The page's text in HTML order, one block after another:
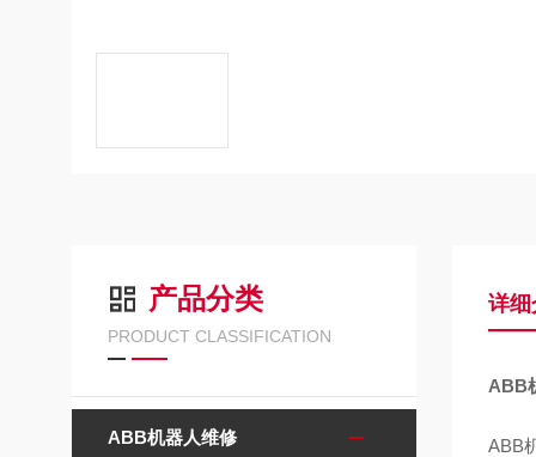
产品分类
PRODUCT CLASSIFICATION
ABB机器人维修
详细
ABB
ABB